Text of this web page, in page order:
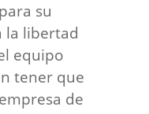
su
la libertad
equipo
tener que
de